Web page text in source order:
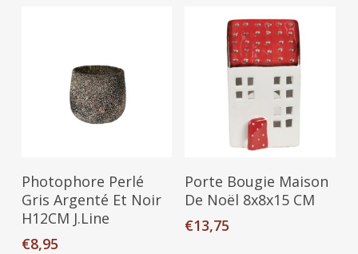
Ajouter Au Panier
Photophore Perlé
Gris Argenté Et Noir
H12CM J.Line
€8,95
Ajouter Au Panier
Porte Bougie Maison
De Noël 8x8x15 CM
€13,75